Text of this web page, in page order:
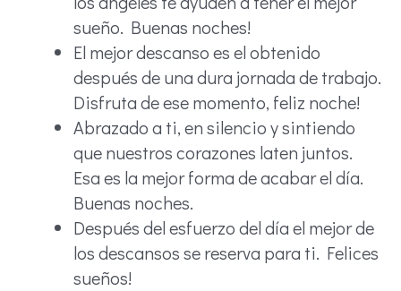
sueño. Buenas noches!
El mejor descanso es el obtenido
después de una dura jornada de trabajo.
Disfruta de ese momento, feliz noche!
Abrazado a ti, en silencio y sintiendo
que nuestros corazones laten juntos.
Esa es la mejor forma de acabar el día.
Buenas noches.
Después del esfuerzo del día el mejor de
los descansos se reserva para ti. Felices
sueños!